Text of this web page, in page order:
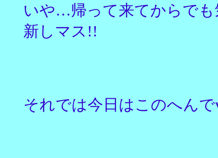
いや…帰って来てからで
新しマス!!
それでは今日はこのへん